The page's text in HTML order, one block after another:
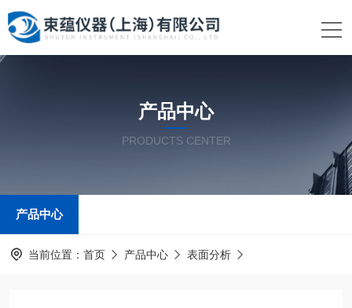
产品中心
PRODUCTS CENTER
产品中心
当前位置： 首页 产品中心 表面分析